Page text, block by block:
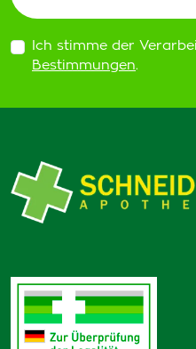
Ich stimme der
Bestimmungen.